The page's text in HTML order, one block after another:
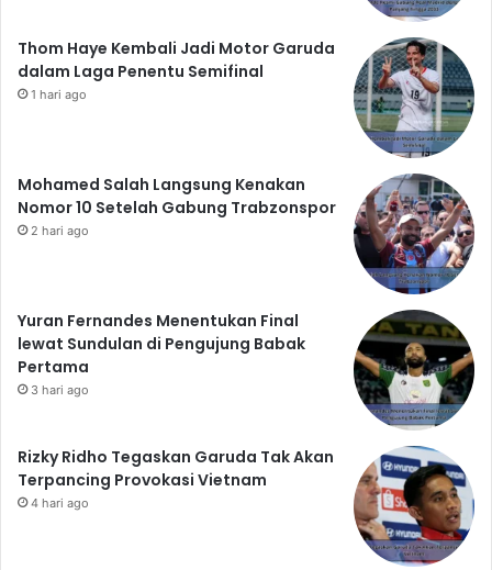
Thom Haye Kembali Jadi Motor Garuda
dalam Laga Penentu Semifinal
1 hari ago
Mohamed Salah Langsung Kenakan
Nomor 10 Setelah Gabung Trabzonspor
2 hari ago
Yuran Fernandes Menentukan Final
lewat Sundulan di Pengujung Babak
Pertama
3 hari ago
Rizky Ridho Tegaskan Garuda Tak Akan
Terpancing Provokasi Vietnam
4 hari ago